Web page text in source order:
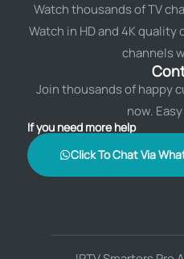
Watch thousands of TV
Watch in HD and 4K
channels
Join thousands of happy
now.
If you need more help
Click To Chat Via